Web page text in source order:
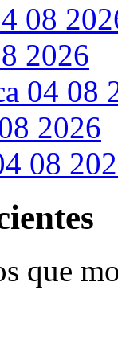
08
2026
04 08
2026
08
que